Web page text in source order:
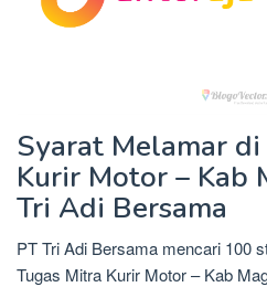
Syarat Melamar
Kurir Motor – Kab
Tri Adi Bersama
PT Tri Adi Bersama mencari 100
Tugas Mitra Kurir Motor – Kab